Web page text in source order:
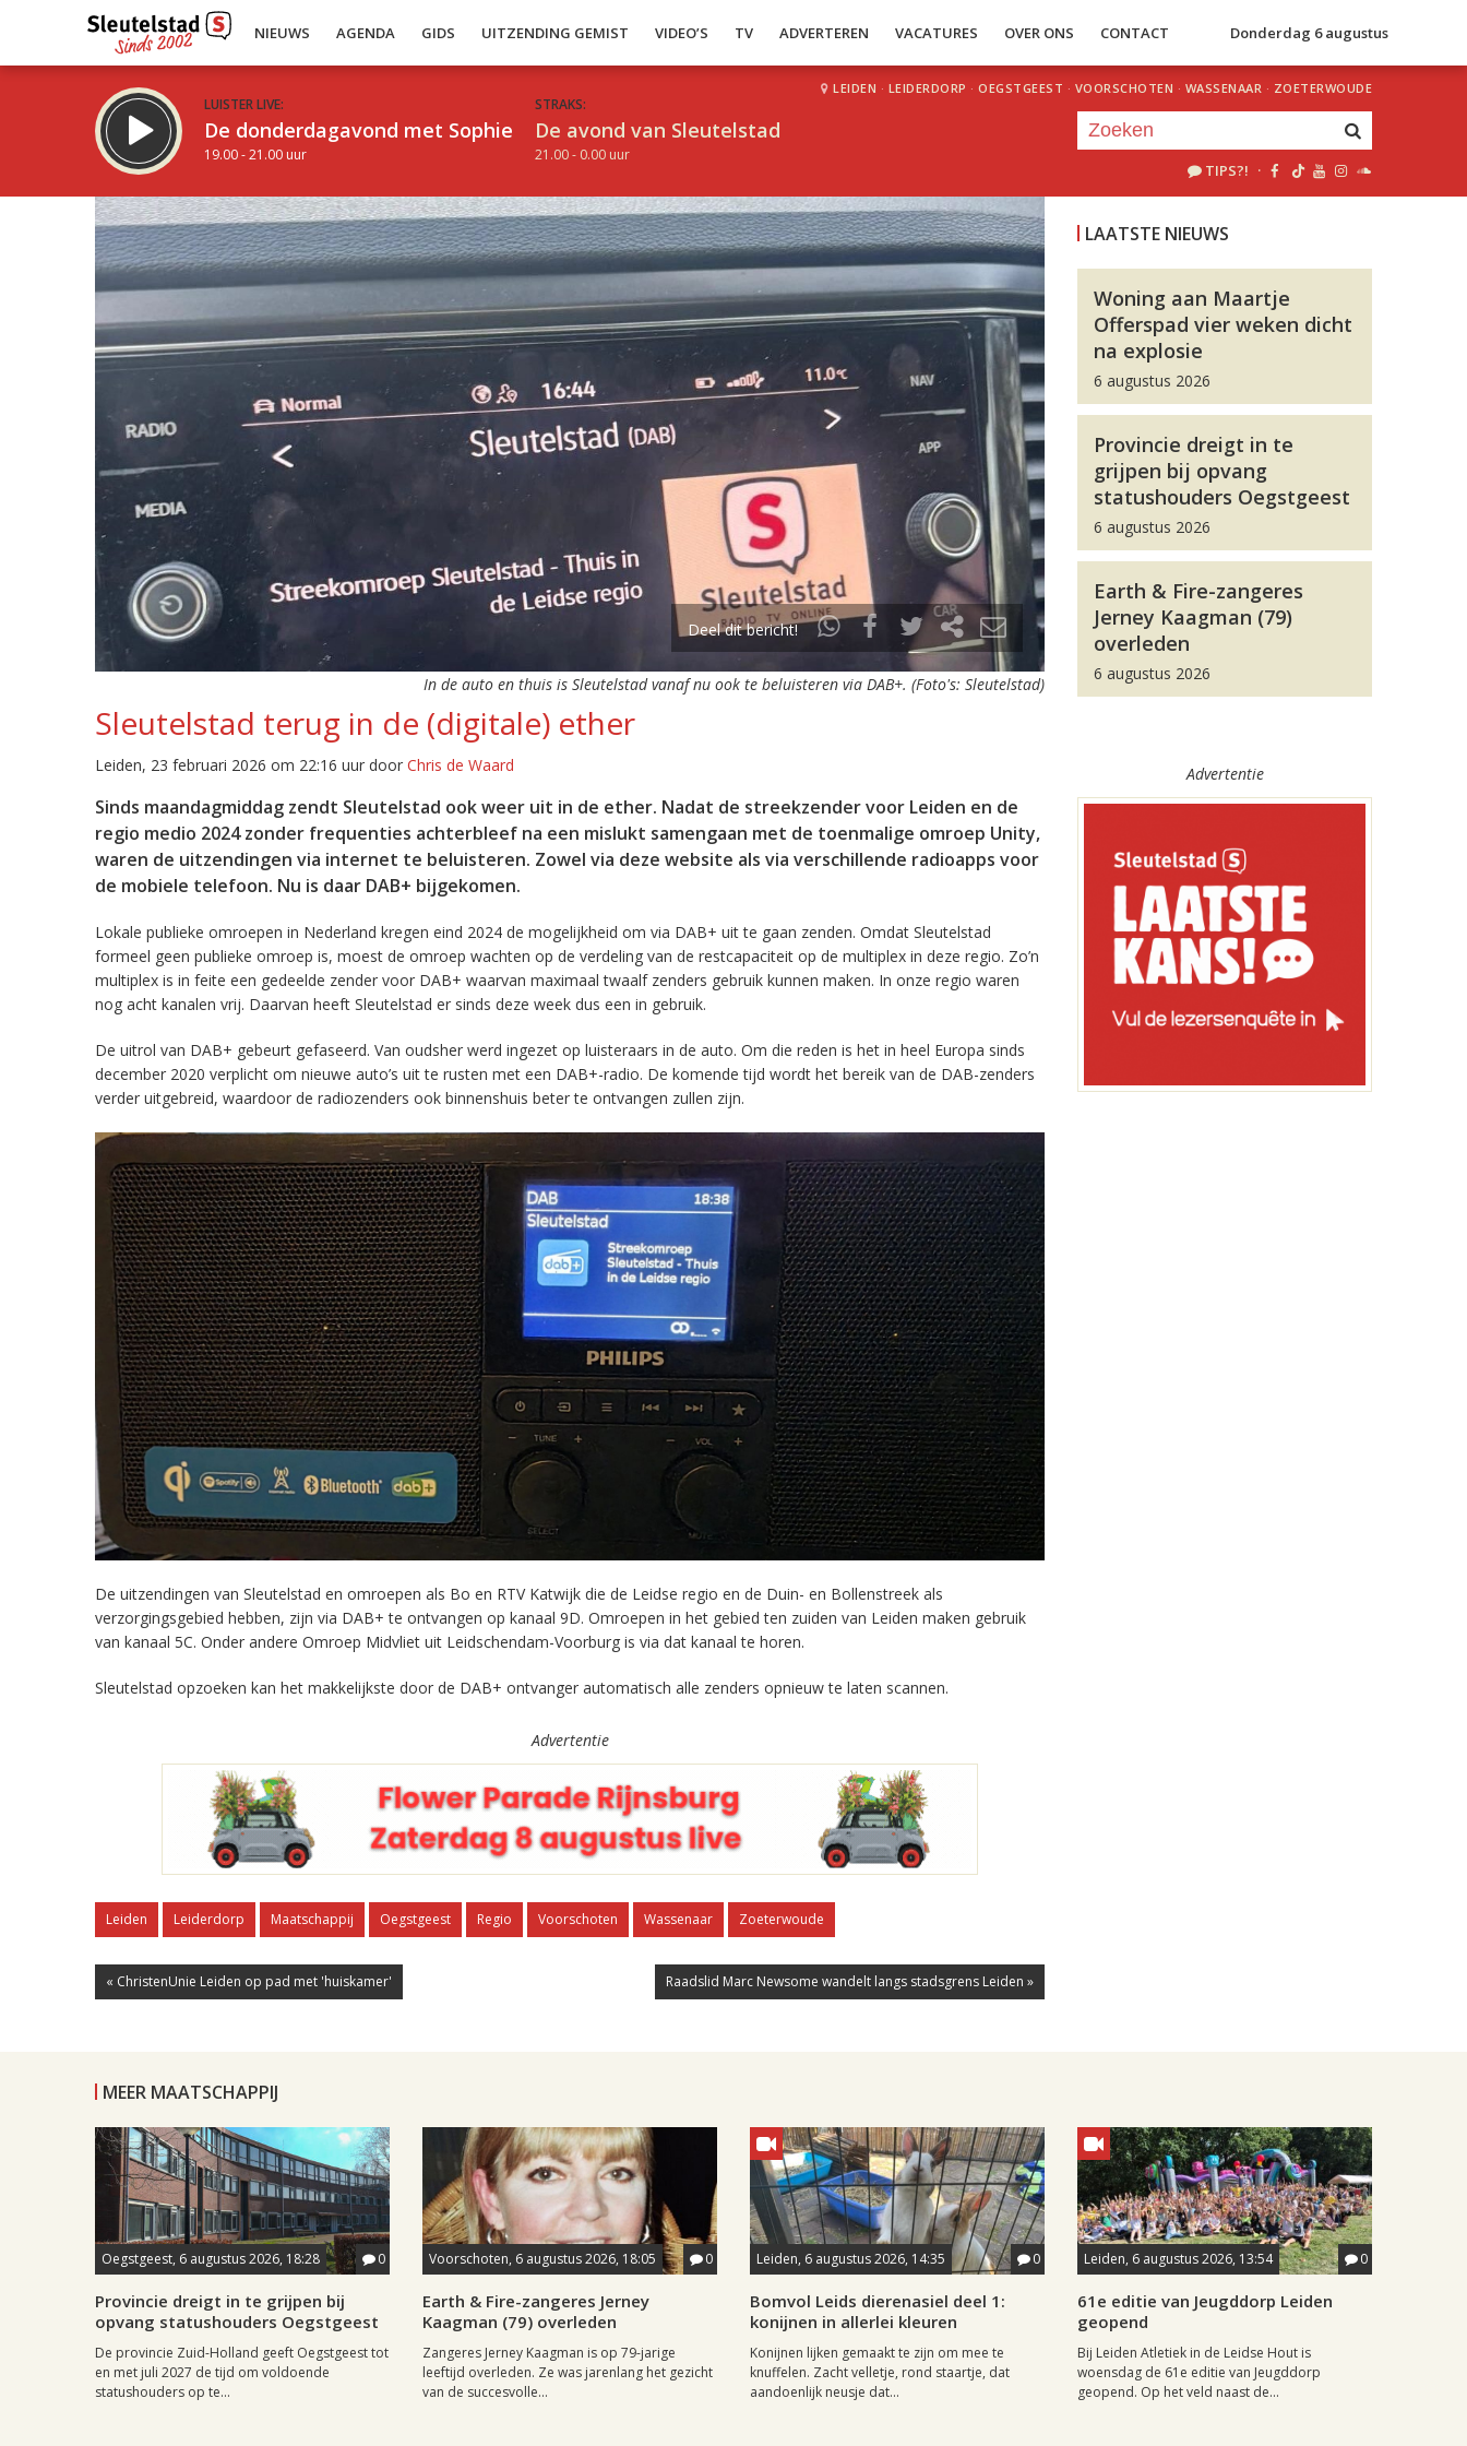
NIEUWS AGENDA GIDS UITZENDING GEMIST VIDEO’S TV ADVERTEREN VACATURES OVER ONS CONTACT Donderdag 6 augustus
LUISTER LIVE:
De donderdagavond met Sophie
19.00 - 21.00 uur
STRAKS:
De avond van Sleutelstad
21.00 - 0.00 uur
LEIDEN · LEIDERDORP · OEGSTGEEST · VOORSCHOTEN · WASSENAAR · ZOETERWOUDE
TIPS?! ·
Deel dit bericht!
In de auto en thuis is Sleutelstad vanaf nu ook te beluisteren via DAB+. (Foto's: Sleutelstad)
Sleutelstad terug in de (digitale) ether
Leiden, 23 februari 2026 om 22:16 uur door Chris de Waard
Sinds maandagmiddag zendt Sleutelstad ook weer uit in de ether. Nadat de streekzender voor Leiden en de
regio medio 2024 zonder frequenties achterbleef na een mislukt samengaan met de toenmalige omroep Unity,
waren de uitzendingen via internet te beluisteren. Zowel via deze website als via verschillende radioapps voor
de mobiele telefoon. Nu is daar DAB+ bijgekomen.
Lokale publieke omroepen in Nederland kregen eind 2024 de mogelijkheid om via DAB+ uit te gaan zenden. Omdat Sleutelstad
formeel geen publieke omroep is, moest de omroep wachten op de verdeling van de restcapaciteit op de multiplex in deze regio. Zo’n
multiplex is in feite een gedeelde zender voor DAB+ waarvan maximaal twaalf zenders gebruik kunnen maken. In onze regio waren
nog acht kanalen vrij. Daarvan heeft Sleutelstad er sinds deze week dus een in gebruik.
De uitrol van DAB+ gebeurt gefaseerd. Van oudsher werd ingezet op luisteraars in de auto. Om die reden is het in heel Europa sinds
december 2020 verplicht om nieuwe auto’s uit te rusten met een DAB+-radio. De komende tijd wordt het bereik van de DAB-zenders
verder uitgebreid, waardoor de radiozenders ook binnenshuis beter te ontvangen zullen zijn.
De uitzendingen van Sleutelstad en omroepen als Bo en RTV Katwijk die de Leidse regio en de Duin- en Bollenstreek als
verzorgingsgebied hebben, zijn via DAB+ te ontvangen op kanaal 9D. Omroepen in het gebied ten zuiden van Leiden maken gebruik
van kanaal 5C. Onder andere Omroep Midvliet uit Leidschendam-Voorburg is via dat kanaal te horen.
Sleutelstad opzoeken kan het makkelijkste door de DAB+ ontvanger automatisch alle zenders opnieuw te laten scannen.
Advertentie
Leiden Leiderdorp Maatschappij Oegstgeest Regio Voorschoten Wassenaar Zoeterwoude
« ChristenUnie Leiden op pad met 'huiskamer' Raadslid Marc Newsome wandelt langs stadsgrens Leiden »
LAATSTE NIEUWS
Woning aan Maartje
Offerspad vier weken dicht
na explosie
6 augustus 2026
Provincie dreigt in te
grijpen bij opvang
statushouders Oegstgeest
6 augustus 2026
Earth & Fire-zangeres
Jerney Kaagman (79)
overleden
6 augustus 2026
Advertentie
MEER MAATSCHAPPIJ
Oegstgeest, 6 augustus 2026, 18:28 0
Provincie dreigt in te grijpen bij
opvang statushouders Oegstgeest
De provincie Zuid-Holland geeft Oegstgeest tot
en met juli 2027 de tijd om voldoende
statushouders op te...
Voorschoten, 6 augustus 2026, 18:05 0
Earth & Fire-zangeres Jerney
Kaagman (79) overleden
Zangeres Jerney Kaagman is op 79-jarige
leeftijd overleden. Ze was jarenlang het gezicht
van de succesvolle...
Leiden, 6 augustus 2026, 14:35 0
Bomvol Leids dierenasiel deel 1:
konijnen in allerlei kleuren
Konijnen lijken gemaakt te zijn om mee te
knuffelen. Zacht velletje, rond staartje, dat
aandoenlijk neusje dat...
Leiden, 6 augustus 2026, 13:54 0
61e editie van Jeugddorp Leiden
geopend
Bij Leiden Atletiek in de Leidse Hout is
woensdag de 61e editie van Jeugddorp
geopend. Op het veld naast de...